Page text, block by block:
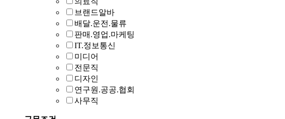
브랜드알바
배달.운전.물류
판매.영업.마케팅
IT.정보통신
미디어
전문직
디자인
연구원.공공.협회
사무직